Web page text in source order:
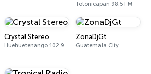
Totonicapán 98.5 FM
Crystal Stereo
Huehuetenango 102.9 FM
ZonaDjGt
Guatemala City